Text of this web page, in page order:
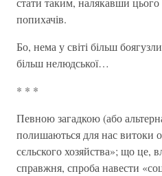
попихачів.
Бо, нема у світі більш
більш нелюдської…
* * *
Певною загадкою (або
полишаються для нас витоки
сєльского хозяйства»; що це,
справжня, спроба навести